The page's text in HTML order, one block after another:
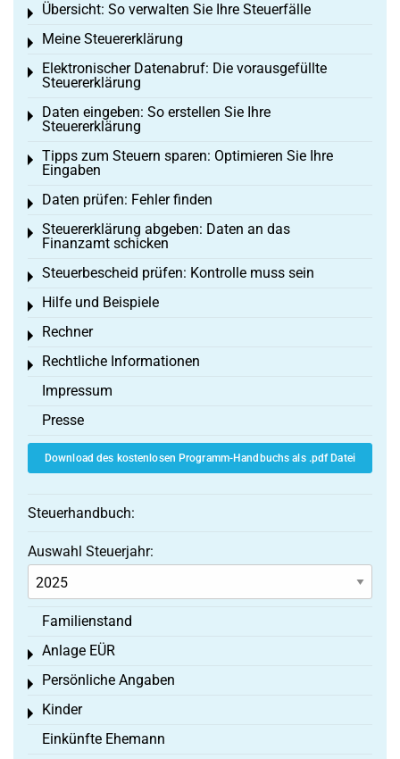
Übersicht: So verwalten Sie Ihre Steuerfälle
Toggle menu
Meine Steuererklärung
Toggle menu
Elektronischer Datenabruf: Die vorausgefüllte
Steuererklärung
Toggle menu
Daten eingeben: So erstellen Sie Ihre
Steuererklärung
Toggle menu
Tipps zum Steuern sparen: Optimieren Sie Ihre
Eingaben
Toggle menu
Daten prüfen: Fehler finden
Toggle menu
Steuererklärung abgeben: Daten an das
Finanzamt schicken
Toggle menu
Steuerbescheid prüfen: Kontrolle muss sein
Toggle menu
Hilfe und Beispiele
Toggle menu
Rechner
Toggle menu
Rechtliche Informationen
Toggle menu
Impressum
Presse
Download des kostenlosen Programm-Handbuchs als .pdf Datei
Steuerhandbuch:
Auswahl Steuerjahr:
Familienstand
Anlage EÜR
Toggle menu
Persönliche Angaben
Toggle menu
Kinder
Toggle menu
Einkünfte Ehemann